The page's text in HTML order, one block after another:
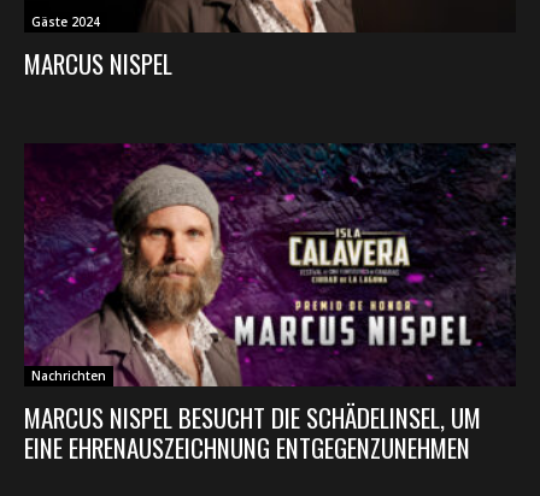
Gäste 2024
MARCUS NISPEL
Nachrichten
MARCUS NISPEL BESUCHT DIE SCHÄDELINSEL, UM
EINE EHRENAUSZEICHNUNG ENTGEGENZUNEHMEN